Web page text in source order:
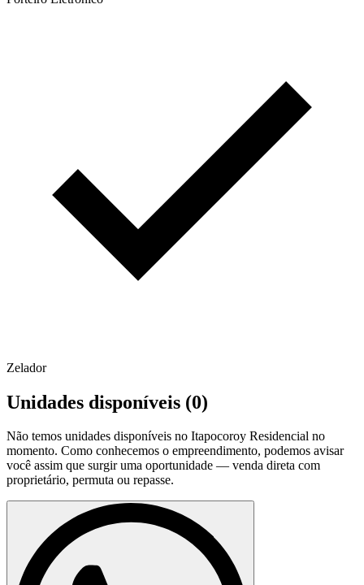
Zelador
Unidades disponíveis (0)
Não temos unidades disponíveis no Itapocoroy Residencial no
momento. Como conhecemos o empreendimento, podemos avisar
você assim que surgir uma oportunidade — venda direta com
proprietário, permuta ou repasse.